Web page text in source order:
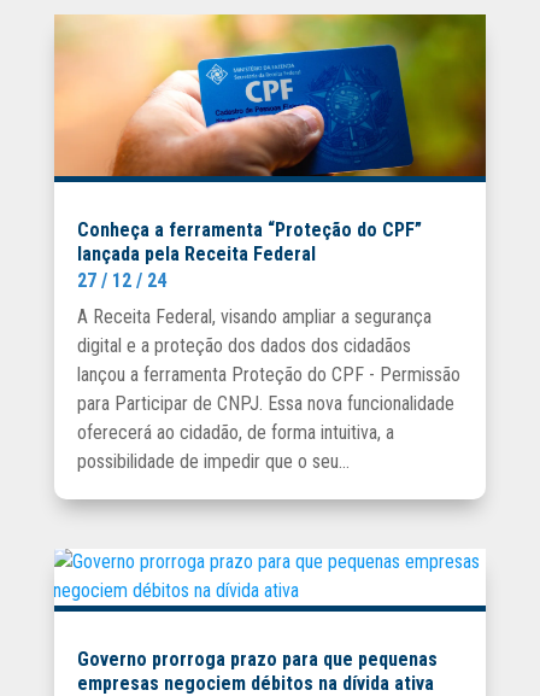
Conheça a ferramenta “Proteção do CPF”
lançada pela Receita Federal
27 / 12 / 24
A Receita Federal, visando ampliar a segurança
digital e a proteção dos dados dos cidadãos
lançou a ferramenta Proteção do CPF - Permissão
para Participar de CNPJ. Essa nova funcionalidade
oferecerá ao cidadão, de forma intuitiva, a
possibilidade de impedir que o seu...
Governo prorroga prazo para que pequenas
empresas negociem débitos na dívida ativa